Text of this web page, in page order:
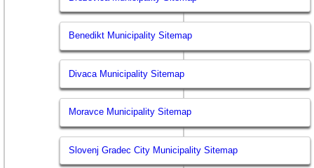
Benedikt Municipality Sitemap
Divaca Municipality Sitemap
Moravce Municipality Sitemap
Slovenj Gradec City Municipality Sitemap